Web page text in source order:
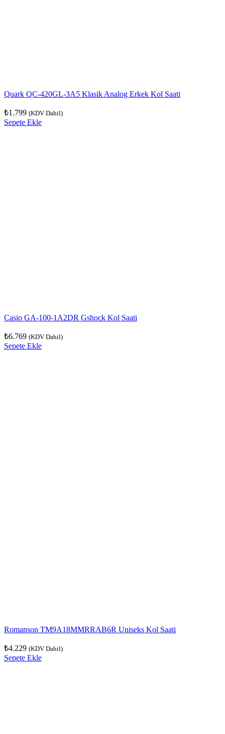
Quark QC-420GL-3A5 Klasik Analog Erkek Kol Saati
₺1.799 (KDV Dahil)
Sepete Ekle
Casio GA-100-1A2DR Gshock Kol Saati
₺6.769 (KDV Dahil)
Sepete Ekle
Romanson TM9A18MMRRAB6R Uniseks Kol Saati
₺4.229 (KDV Dahil)
Sepete Ekle